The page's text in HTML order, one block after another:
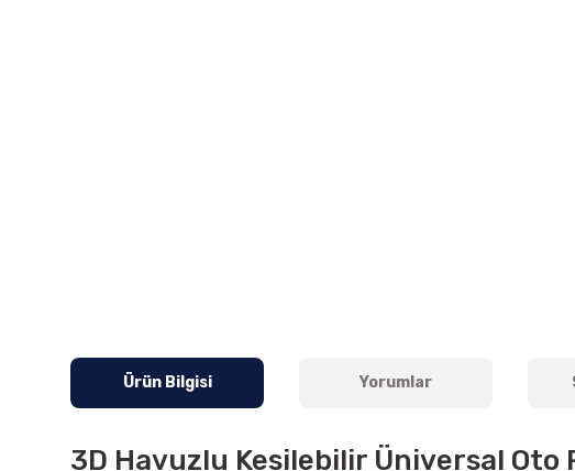
Ürün Bilgisi Yorumlar
3D Havuzlu Kesilebilir Üniversal Oto